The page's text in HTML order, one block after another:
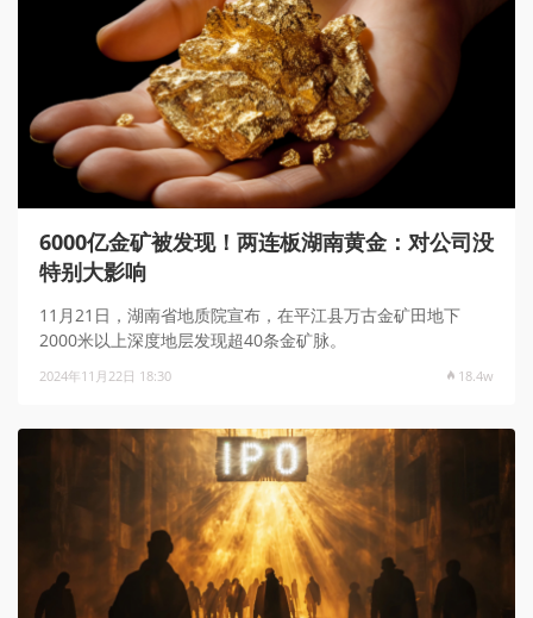
6000亿金矿被发现！两连板湖南黄金：对公司没
特别大影响
11月21日，湖南省地质院宣布，在平江县万古金矿田地下
2000米以上深度地层发现超40条金矿脉。
2024年11月22日 18:30 18.4w